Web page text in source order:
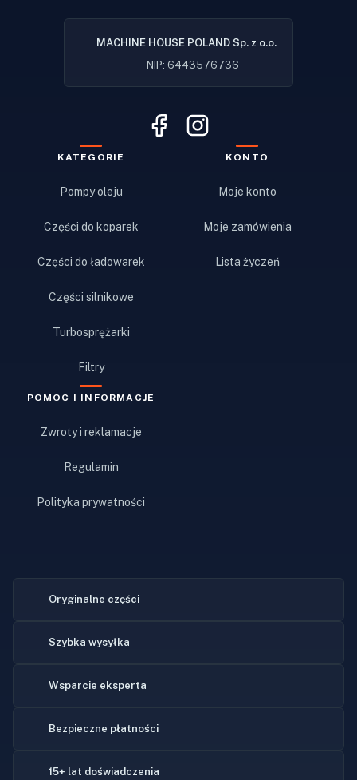
MACHINE HOUSE POLAND Sp. z o.o.
NIP: 6443576736
KATEGORIE
Pompy oleju
Części do koparek
Części do ładowarek
Części silnikowe
Turbosprężarki
Filtry
KONTO
Moje konto
Moje zamówienia
Lista życzeń
POMOC I INFORMACJE
Zwroty i reklamacje
Regulamin
Polityka prywatności
Oryginalne części
Szybka wysyłka
Wsparcie eksperta
Bezpieczne płatności
15+ lat doświadczenia